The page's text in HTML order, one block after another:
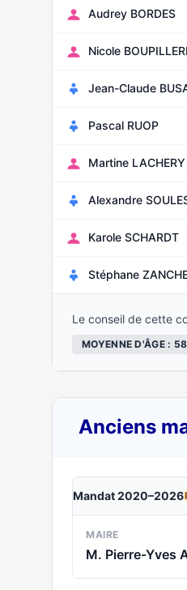
Audrey BORDES
Nicole
Jean-Claude
Pascal RUOP
Martine LACHERY
Alexandre
Karole SCHARDT
Stéphane
Le conseil de cette
MOYENNE D'ÂGE :
Anciens
Mandat 2020–2026
MAIRE
M. Pierre-Yves